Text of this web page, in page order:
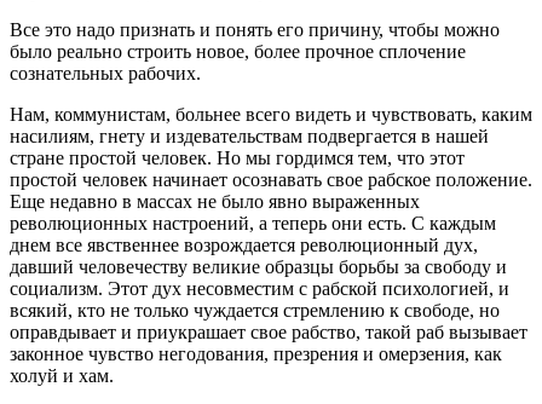
Все это надо признать и понять его причину, чтобы можно
было реально строить новое, более прочное сплочение
сознательных рабочих.
Нам, коммунистам, больнее всего видеть и чувствовать, каким
насилиям, гнету и издевательствам подвергается в нашей
стране простой человек. Но мы гордимся тем, что этот
простой человек начинает осознавать свое рабское положение.
Еще недавно в массах не было явно выраженных
революционных настроений, а теперь они есть. С каждым
днем все явственнее возрождается революционный дух,
давший человечеству великие образцы борьбы за свободу и
социализм. Этот дух несовместим с рабской психологией, и
всякий, кто не только чуждается стремлению к свободе, но
оправдывает и приукрашает свое рабство, такой раб вызывает
законное чувство негодования, презрения и омерзения, как
холуй и хам.